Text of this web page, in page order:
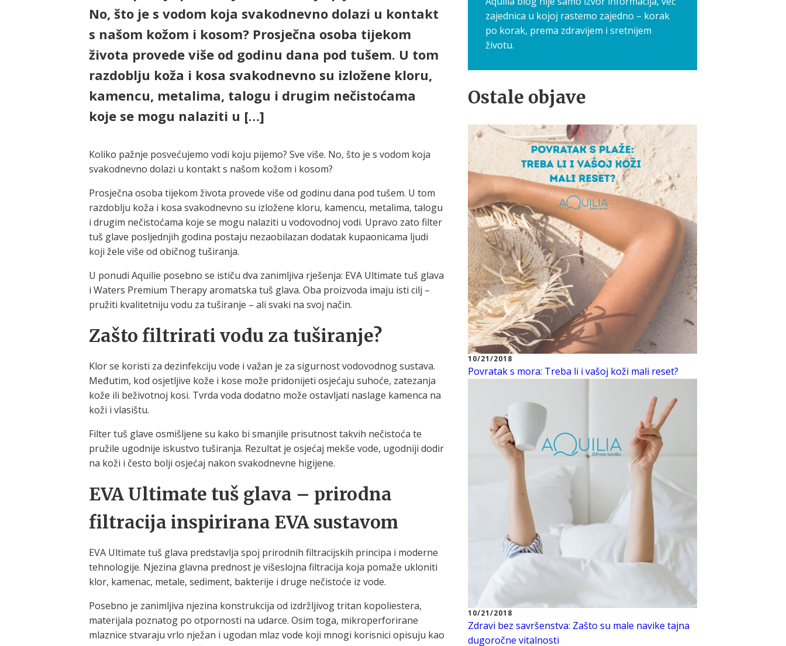
No, što je s vodom koja svakodnevno dolazi u kontakt
s našom kožom i kosom? Prosječna osoba tijekom
života provede više od godinu dana pod tušem. U tom
razdoblju koža i kosa svakodnevno su izložene kloru,
kamencu, metalima, talogu i drugim nečistoćama
koje se mogu nalaziti u […]
Koliko pažnje posvećujemo vodi koju pijemo? Sve više. No, što je s vodom koja
svakodnevno dolazi u kontakt s našom kožom i kosom?
Prosječna osoba tijekom života provede više od godinu dana pod tušem. U tom
razdoblju koža i kosa svakodnevno su izložene kloru, kamencu, metalima, talogu
i drugim nečistoćama koje se mogu nalaziti u vodovodnoj vodi. Upravo zato filter
tuš glave posljednjih godina postaju nezaobilazan dodatak kupaonicama ljudi
koji žele više od običnog tuširanja.
U ponudi Aquilie posebno se ističu dva zanimljiva rješenja: EVA Ultimate tuš glava
i Waters Premium Therapy aromatska tuš glava. Oba proizvoda imaju isti cilj –
pružiti kvalitetniju vodu za tuširanje – ali svaki na svoj način.
Zašto filtrirati vodu za tuširanje?
Klor se koristi za dezinfekciju vode i važan je za sigurnost vodovodnog sustava.
Međutim, kod osjetljive kože i kose može pridonijeti osjećaju suhoće, zatezanja
kože ili beživotnoj kosi. Tvrda voda dodatno može ostavljati naslage kamenca na
koži i vlasištu.
Filter tuš glave osmišljene su kako bi smanjile prisutnost takvih nečistoća te
pružile ugodnije iskustvo tuširanja. Rezultat je osjećaj mekše vode, ugodniji dodir
na koži i često bolji osjećaj nakon svakodnevne higijene.
EVA Ultimate tuš glava – prirodna
filtracija inspirirana EVA sustavom
EVA Ultimate tuš glava predstavlja spoj prirodnih filtracijskih principa i moderne
tehnologije. Njezina glavna prednost je višeslojna filtracija koja pomaže ukloniti
klor, kamenac, metale, sediment, bakterije i druge nečistoće iz vode.
Posebno je zanimljiva njezina konstrukcija od izdržljivog tritan kopoliestera,
materijala poznatog po otpornosti na udarce. Osim toga, mikroperforirane
mlaznice stvaraju vrlo nježan i ugodan mlaz vode koji mnogi korisnici opisuju kao
zajednica u kojoj rastemo zajedno – korak
po korak, prema zdravijem i sretnijem
životu.
Ostale objave
10/21/2018
Povratak s mora: Treba li i vašoj koži mali reset?
10/21/2018
Zdravi bez savršenstva: Zašto su male navike tajna
dugoročne vitalnosti